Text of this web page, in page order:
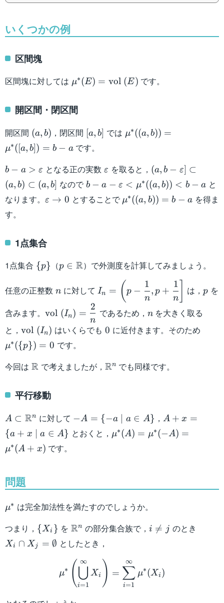
いくつかの例
区間塊
区間塊に対しては \mu^* (E) =
μ∗(E) = vol (E) です。
開区間・閉区間
開区間 (a,b)
(a, b) ，閉区間 [a,b]
[a, b] では \mu^*
\mu^*
([a,b])
= b-a
μ∗((a, b)) =
μ∗([a, b]) = b − aです。
b-a >
\varepsilon
b − a > ε となる正の実数 \varepsilon
ε を取ると， (a , b -
\varepsilon]
\subset
(a,b)
(a, b − ε] ⊂
(a, b) ⊂ (a, b] なので b-a-
\varepsilon
<
b − a − ε < μ∗((a, b)) < b − a と
なります。 \varepsilon
ε → 0 とすることで \mu^{\ast}
((a,b)) = b-
μ∗((a, b)) = b − aを得ま
す。
1点集合
1点集合 \{
\}
{p} （p \in
p ∈ R）で外測度を計算してみましょう。
任意の正整数 nに対してI_n =
\left( p-
\dfrac{1}
{n} , p +
\dfrac{1}
In = (p −
n
1
, p +
n
1
は，p を
含みます。
\mathrm{vol}\
(I_n) =
\dfrac{2}{n}
vol (In) =
n
2
であるため， nを大きく取る
と， \mathrm{vol}\
(I_n)
vol (In) はいくらでも 0
0 に近付きます。そのため
μ∗({p}) = 0 です。
今回は \mathbb{R}
Rで考えましたが， \mathbb{R}^n
Rn でも同様です。
平行移動
A \subset
\mathbb{R}^n
A ⊂ Rn に対して -A =
\{ -a
\mid
−A = {−a ∣ a ∈ A} ， A+x
= \{
a+x
A + x =
{a + x ∣ a ∈ A} とおくと， \mu^*
(A) =
(A+x)
μ∗(A) = μ∗(−A) =
μ∗(A + x) です。
問題
\mu^*
μ∗ は完全加法性を満たすのでしょうか。
つまり， \{
X_i
\}
{ Xi } を\mathbb{R}^n
Rn の部分集合族で， i
i 
= j のとき
Xi ∩ Xj = ∅ としたとき，
μ∗ ( i=1
⋃
∞
Xi ) =
i=1
∑
∞
μ∗(Xi )